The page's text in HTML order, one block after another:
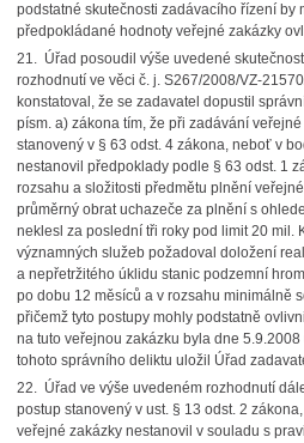
podstatné skutečnosti zadávacího řízení by
předpokládané hodnoty veřejné zakázky
21. Úřad posoudil výše uvedené
rozhodnutí ve věci č. j. S267/2008/VZ-
konstatoval, že se zadavatel dopustil
písm. a) zákona tím, že při zadávání
stanovený v § 63 odst. 4 zákona, neboť v
nestanovil předpoklady podle § 63 odst. 1
rozsahu a složitosti předmětu plnění
průměrný obrat uchazeče za plnění s
neklesl za poslední tři roky pod limit 20 mil.
významných služeb požadoval doložení
a nepřetržitého úklidu stanic podzemní
po dobu 12 měsíců a v rozsahu minimálně
přičemž tyto postupy mohly podstatně
na tuto veřejnou zakázku byla dne
tohoto správního deliktu uložil Úřad
22. Úřad ve výše uvedeném rozhodnutí
postup stanovený v ust. § 13 odst. 2
veřejné zakázky nestanovil v souladu s